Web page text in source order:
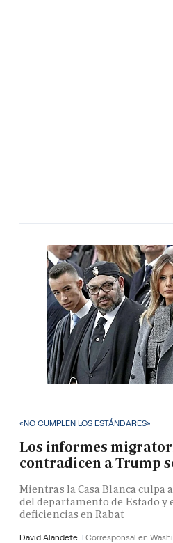
«NO CUMPLEN LOS ESTÁNDARES»
Los informes
contradicen a Trump
Mientras la Casa Blanca
del departamento de Estado
deficiencias en Rabat
David Alandete Corresponsal en